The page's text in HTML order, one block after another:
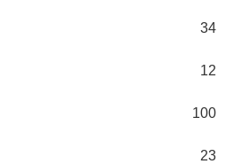
34
12
100
23